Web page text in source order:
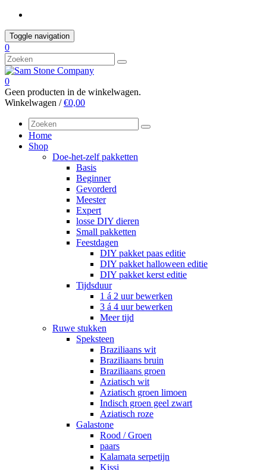
Skip
content
Toggle navigation
0
0
Geen producten in de winkelwagen.
Winkelwagen /€0,00
Home
Shop
Doe-het-zelf pakketten
Basis
Beginner
Gevorderd
Meester
Expert
losse DIY dieren
Small pakketten
Feestdagen
DIY pakket paas editie
DIY pakket halloween editie
DIY pakket kerst editie
Tijdsduur
1 á 2 uur bewerken
3 á 4 uur bewerken
Meer tijd
Ruwe stukken
Speksteen
Braziliaans wit
Braziliaans bruin
Braziliaans groen
Aziatisch wit
Aziatisch groen limoen
Indisch groen geel zwart
Aziatisch roze
Galastone
Rood / Groen
paars
Kalamata serpetijn
Kissi